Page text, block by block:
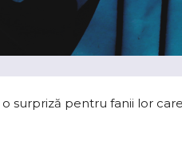
surpriză pentru fanii lor